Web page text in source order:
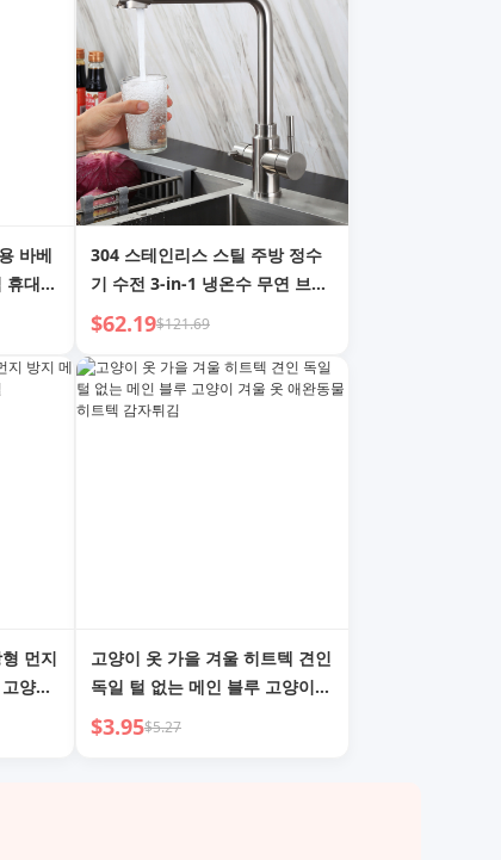
바베
대용
토브
304 스테인리스 스틸 주방 정수
기 수전 3-in-1 냉온수 무연 브러
시드 싱크 수전
$62.19$121.69
먼지
양이
고양이 옷 가을 겨울 히트텍 견인
독일 털 없는 메인 블루 고양이
겨울 옷 애완동물 히트텍 감자튀
$3.95$5.27